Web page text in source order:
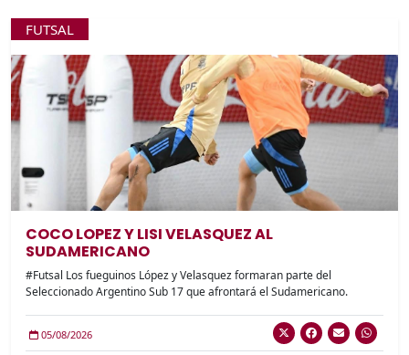
FUTSAL
COCO LOPEZ Y LISI VELASQUEZ AL
SUDAMERICANO
#Futsal Los fueguinos López y Velasquez formaran parte del
Seleccionado Argentino Sub 17 que afrontará el Sudamericano.
05/08/2026